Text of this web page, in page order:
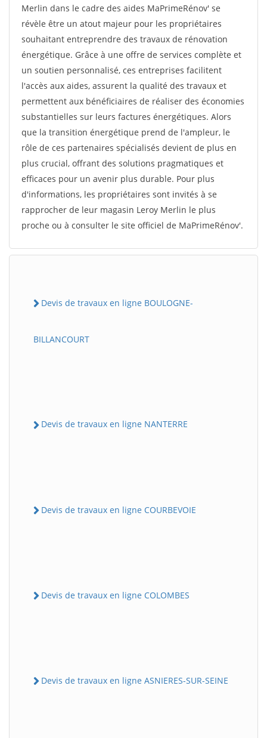
Merlin dans le cadre des aides MaPrimeRénov' se
révèle être un atout majeur pour les propriétaires
souhaitant entreprendre des travaux de rénovation
énergétique. Grâce à une offre de services complète et
un soutien personnalisé, ces entreprises facilitent
l'accès aux aides, assurent la qualité des travaux et
permettent aux bénéficiaires de réaliser des économies
substantielles sur leurs factures énergétiques. Alors
que la transition énergétique prend de l'ampleur, le
rôle de ces partenaires spécialisés devient de plus en
plus crucial, offrant des solutions pragmatiques et
efficaces pour un avenir plus durable. Pour plus
d'informations, les propriétaires sont invités à se
rapprocher de leur magasin Leroy Merlin le plus
proche ou à consulter le site officiel de MaPrimeRénov'.
Devis de travaux en ligne BOULOGNE-
BILLANCOURT
Devis de travaux en ligne NANTERRE
Devis de travaux en ligne COURBEVOIE
Devis de travaux en ligne COLOMBES
Devis de travaux en ligne ASNIERES-SUR-SEINE